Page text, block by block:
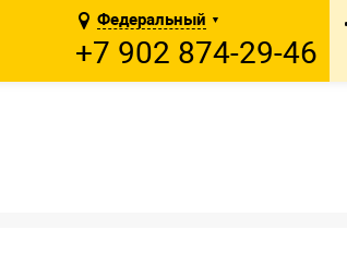
Федеральный ▼
+7 902 874-29-46